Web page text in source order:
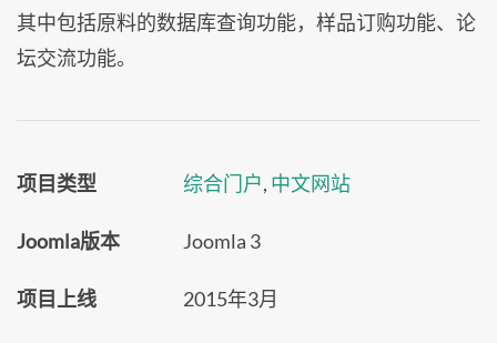
其中包括原料的数据库查询功能，样品订购功能、论
坛交流功能。
项目类型 综合门户, 中文网站
Joomla版本 Joomla 3
项目上线 2015年3月